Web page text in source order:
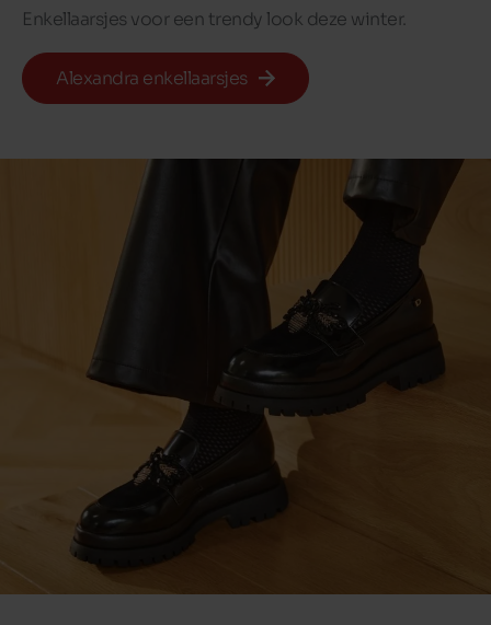
Enkellaarsjes voor een trendy look deze winter.
Alexandra enkellaarsjes